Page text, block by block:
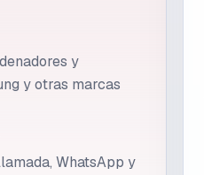
y
y otras marcas
WhatsApp y